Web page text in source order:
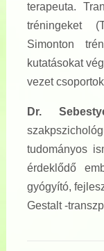
terapeuta.
tréningeket
Simonton
kutatásokat
vezet
Dr.
tudományos
érdeklődő
gyógyító,
Gestalt -